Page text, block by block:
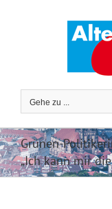
Gehe zu ...
Grünen-
„Ich kann mir